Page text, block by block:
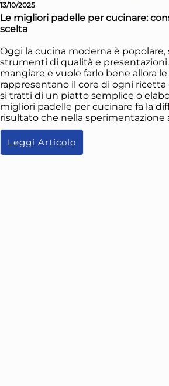
13/10/2025
Le migliori padelle per cucinare:
scelta
Oggi la cucina moderna è popolare,
strumenti di qualità e
mangiare e vuole farlo bene allora
rappresentano il core di ogni
si tratti di un piatto semplice o
migliori padelle per cucinare fa la
risultato che nella sperimentazione
Leggi Articolo